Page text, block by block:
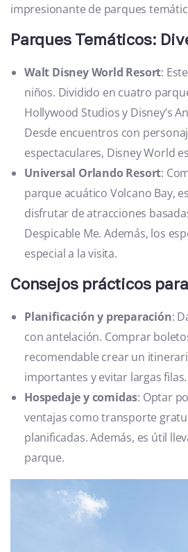
impresionante de parques
Parques Temáticos:
Walt Disney World Resort:
niños. Dividido en cuatro
Hollywood Studios y Disney’s
Desde encuentros con
espectaculares, Disney World
Universal Orlando Resort:
parque acuático Volcano Bay,
disfrutar de atracciones
Despicable Me. Además, los
especial a la visita.
Consejos prácticos
Planificación y preparación:
con antelación. Comprar
recomendable crear un
importantes y evitar largas filas.
Hospedaje y comidas: Optar
ventajas como transporte
planificadas. Además, es útil
parque.